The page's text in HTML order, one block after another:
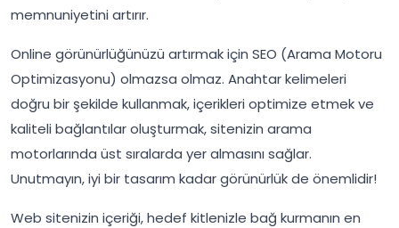
memnuniyetini artırır.
Online görünürlüğünüzü artırmak için SEO (Arama Motoru
Optimizasyonu) olmazsa olmaz. Anahtar kelimeleri
doğru bir şekilde kullanmak, içerikleri optimize etmek ve
kaliteli bağlantılar oluşturmak, sitenizin arama
motorlarında üst sıralarda yer almasını sağlar.
Unutmayın, iyi bir tasarım kadar görünürlük de önemlidir!
Web sitenizin içeriği, hedef kitlenizle bağ kurmanın en